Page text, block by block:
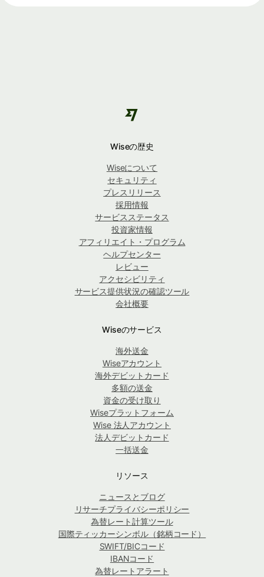
Wiseの歴史
Wiseについて
セキュリティ
プレスリリース
採用情報
サービスステータス
投資家情報
アフィリエイト・プログラム
ヘルプセンター
レビュー
アクセシビリティ
サービス提供状況の確認ツール
会社概要
Wiseのサービス
海外送金
Wiseアカウント
海外デビットカード
多額の送金
資金の受け取り
Wiseプラットフォーム
Wise 法人アカウント
法人デビットカード
一括送金
リソース
ニュースとブログ
リサーチプライバシーポリシー
為替レート計算ツール
国際ティッカーシンボル（銘柄コード）
SWIFT/BICコード
IBANコード
為替レートアラート